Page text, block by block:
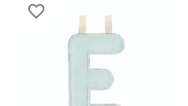
favorite_border